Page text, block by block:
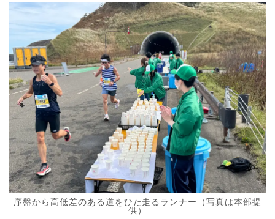
序盤から高低差のある道をひた走るランナー（写真は本部提
供）